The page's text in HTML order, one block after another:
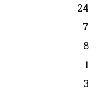
24
7
8
1
3